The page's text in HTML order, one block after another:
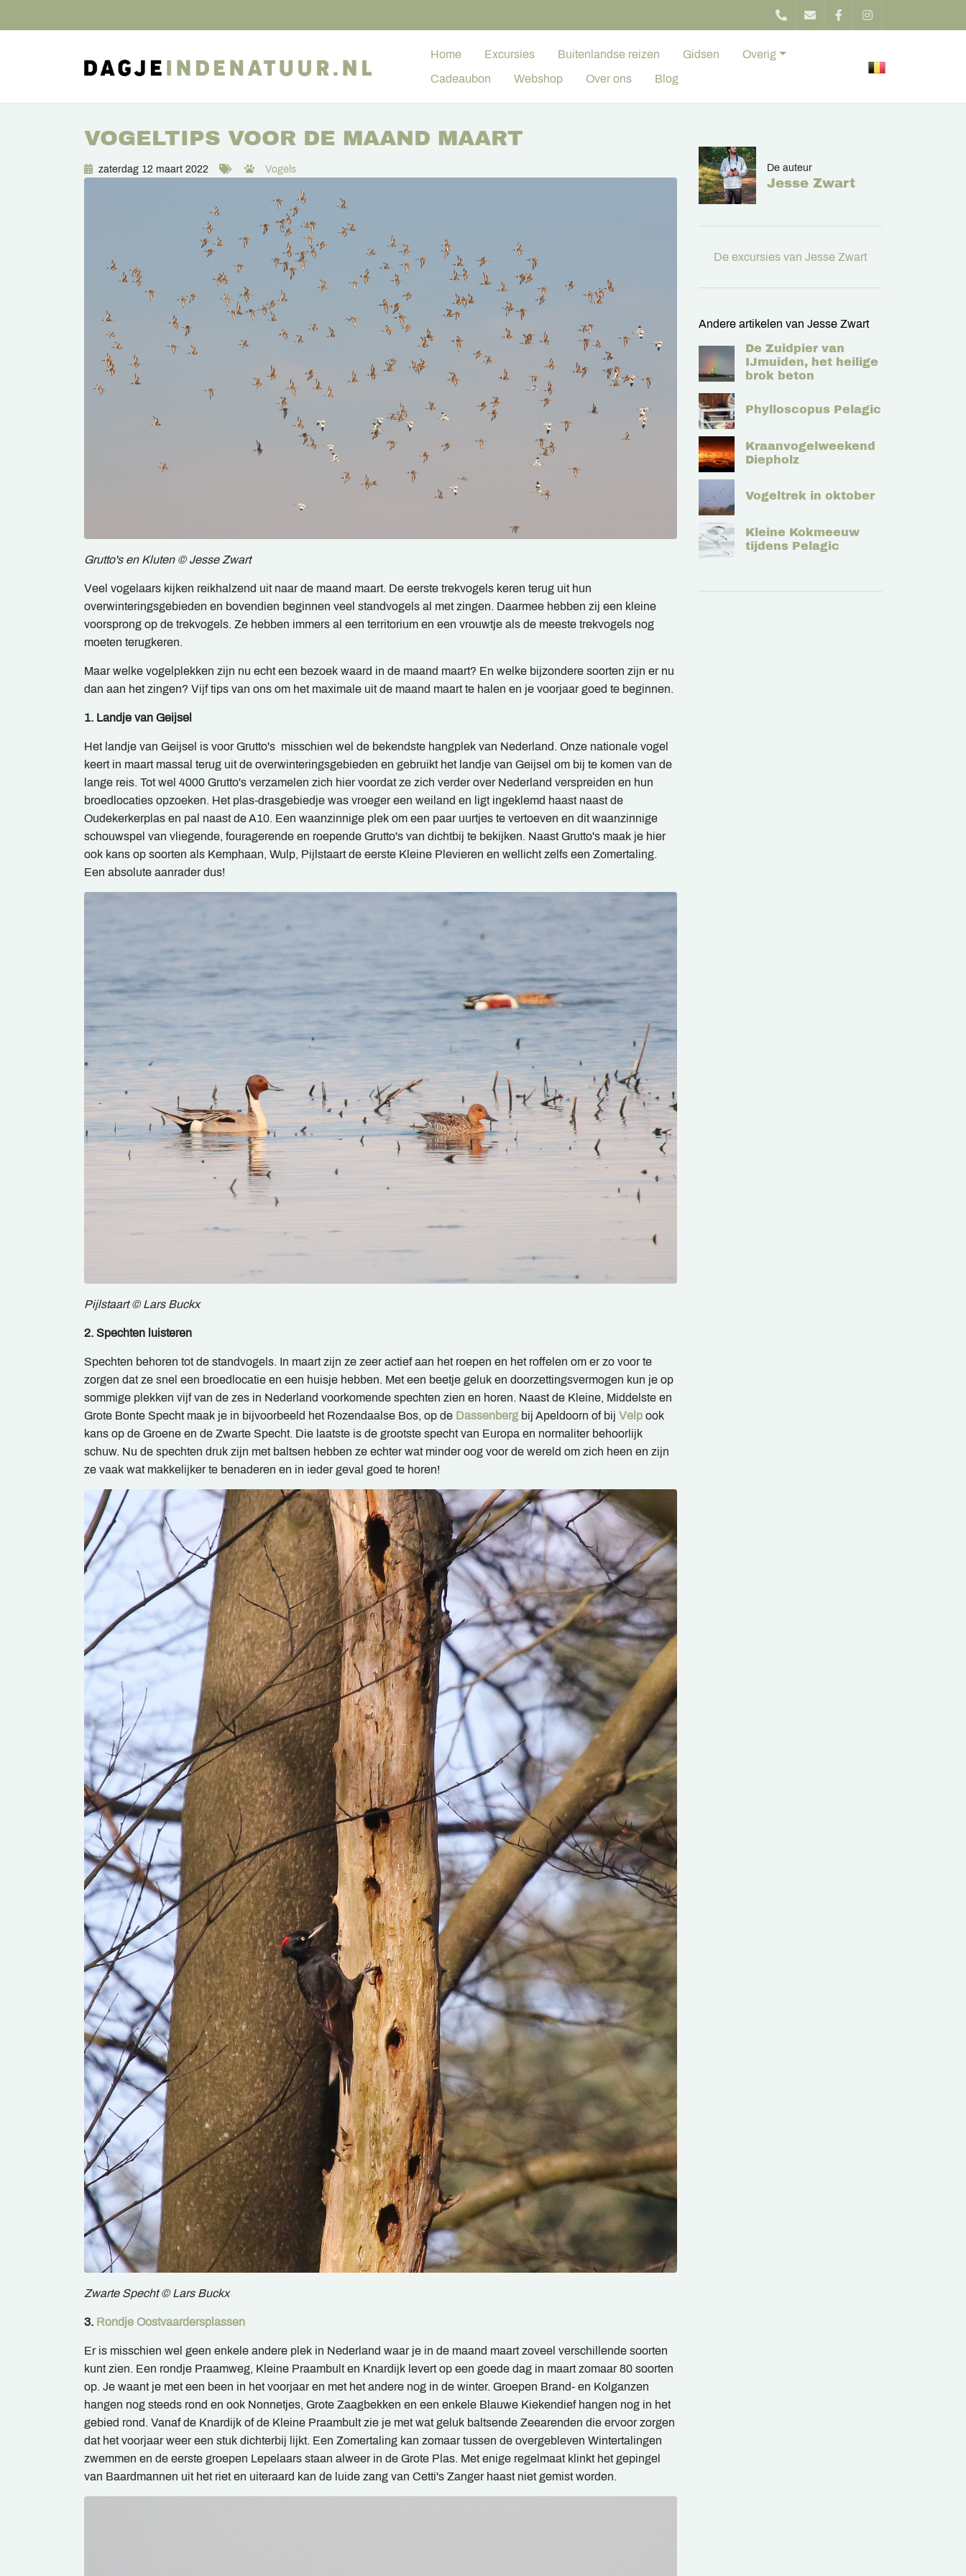
Home Excursies Buitenlandse reizen Gidsen Overig
Cadeaubon Webshop Over ons Blog
VOGELTIPS VOOR DE MAAND MAART
zaterdag 12 maart 2022 Vogels
Grutto's en Kluten © Jesse Zwart
Veel vogelaars kijken reikhalzend uit naar de maand maart. De eerste trekvogels keren terug uit hun
overwinteringsgebieden en bovendien beginnen veel standvogels al met zingen. Daarmee hebben zij een kleine
voorsprong op de trekvogels. Ze hebben immers al een territorium en een vrouwtje als de meeste trekvogels nog
moeten terugkeren.
Maar welke vogelplekken zijn nu echt een bezoek waard in de maand maart? En welke bijzondere soorten zijn er nu
dan aan het zingen? Vijf tips van ons om het maximale uit de maand maart te halen en je voorjaar goed te beginnen.
1. Landje van Geijsel
Het landje van Geijsel is voor Grutto's misschien wel de bekendste hangplek van Nederland. Onze nationale vogel
keert in maart massal terug uit de overwinteringsgebieden en gebruikt het landje van Geijsel om bij te komen van de
lange reis. Tot wel 4000 Grutto's verzamelen zich hier voordat ze zich verder over Nederland verspreiden en hun
broedlocaties opzoeken. Het plas-drasgebiedje was vroeger een weiland en ligt ingeklemd haast naast de
Oudekerkerplas en pal naast de A10. Een waanzinnige plek om een paar uurtjes te vertoeven en dit waanzinnige
schouwspel van vliegende, fouragerende en roepende Grutto's van dichtbij te bekijken. Naast Grutto's maak je hier
ook kans op soorten als Kemphaan, Wulp, Pijlstaart de eerste Kleine Plevieren en wellicht zelfs een Zomertaling.
Een absolute aanrader dus!
Pijlstaart © Lars Buckx
2. Spechten luisteren
Spechten behoren tot de standvogels. In maart zijn ze zeer actief aan het roepen en het roffelen om er zo voor te
zorgen dat ze snel een broedlocatie en een huisje hebben. Met een beetje geluk en doorzettingsvermogen kun je op
sommige plekken vijf van de zes in Nederland voorkomende spechten zien en horen. Naast de Kleine, Middelste en
Grote Bonte Specht maak je in bijvoorbeeld het Rozendaalse Bos, op de Dassenberg bij Apeldoorn of bij Velp ook
kans op de Groene en de Zwarte Specht. Die laatste is de grootste specht van Europa en normaliter behoorlijk
schuw. Nu de spechten druk zijn met baltsen hebben ze echter wat minder oog voor de wereld om zich heen en zijn
ze vaak wat makkelijker te benaderen en in ieder geval goed te horen!
Zwarte Specht © Lars Buckx
3. Rondje Oostvaardersplassen
Er is misschien wel geen enkele andere plek in Nederland waar je in de maand maart zoveel verschillende soorten
kunt zien. Een rondje Praamweg, Kleine Praambult en Knardijk levert op een goede dag in maart zomaar 80 soorten
op. Je waant je met een been in het voorjaar en met het andere nog in de winter. Groepen Brand- en Kolganzen
hangen nog steeds rond en ook Nonnetjes, Grote Zaagbekken en een enkele Blauwe Kiekendief hangen nog in het
gebied rond. Vanaf de Knardijk of de Kleine Praambult zie je met wat geluk baltsende Zeearenden die ervoor zorgen
dat het voorjaar weer een stuk dichterbij lijkt. Een Zomertaling kan zomaar tussen de overgebleven Wintertalingen
zwemmen en de eerste groepen Lepelaars staan alweer in de Grote Plas. Met enige regelmaat klinkt het gepingel
van Baardmannen uit het riet en uiteraard kan de luide zang van Cetti's Zanger haast niet gemist worden.
De auteur
Jesse Zwart
De excursies van Jesse Zwart
Andere artikelen van Jesse Zwart
De Zuidpier van
IJmuiden, het heilige
brok beton
Phylloscopus Pelagic
Kraanvogelweekend
Diepholz
Vogeltrek in oktober
Kleine Kokmeeuw
tijdens Pelagic